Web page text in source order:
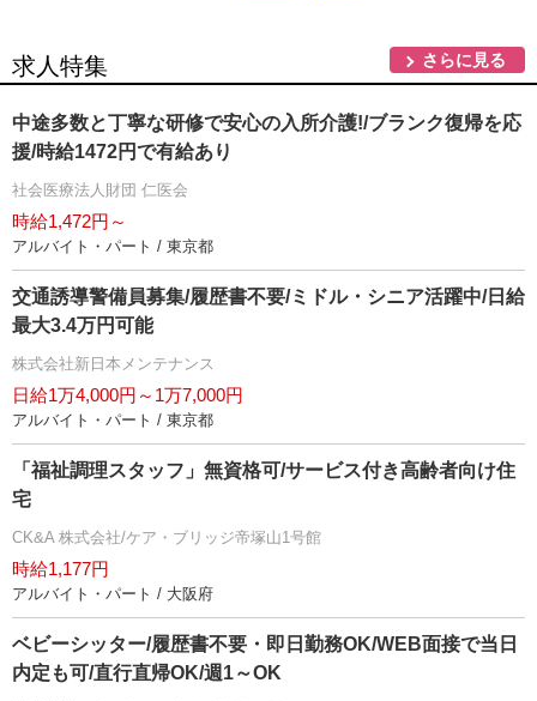
求人特集 さらに見る
中途多数と丁寧な研修で安心の入所介護!/ブランク復帰を応
援/時給1472円で有給あり
社会医療法人財団 仁医会
時給1,472円～
アルバイト・パート / 東京都
交通誘導警備員募集/履歴書不要/ミドル・シニア活躍中/日給
最大3.4万円可能
株式会社新日本メンテナンス
日給1万4,000円～1万7,000円
アルバイト・パート / 東京都
「福祉調理スタッフ」無資格可/サービス付き高齢者向け住
宅
CK&A 株式会社/ケア・ブリッジ帝塚山1号館
時給1,177円
アルバイト・パート / 大阪府
ベビーシッター/履歴書不要・即日勤務OK/WEB面接で当日
内定も可/直行直帰OK/週1～OK